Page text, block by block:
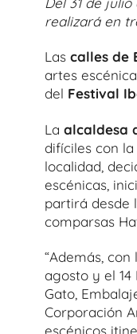
realizará en
Las calles de
artes
del Festival
La alcaldesa
difíciles con
localidad,
escénicas,
partirá desde
comparsas
“Además,
agosto y el
Gato,
Corporación
escénicos